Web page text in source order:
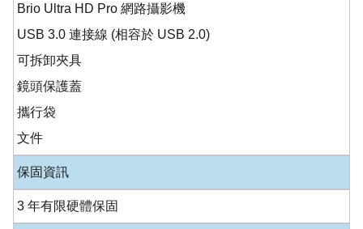
Brio Ultra HD Pro 網路攝影機
USB 3.0 連接線 (相容於 USB 2.0)
可拆卸夾具
鏡頭保護蓋
攜行袋
文件
保固資訊
3 年有限硬體保固